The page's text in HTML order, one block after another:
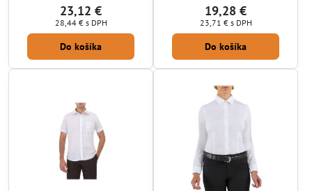
23,12 €
28,44 € s DPH
Do košíka
19,28 €
23,71 € s DPH
Do košíka